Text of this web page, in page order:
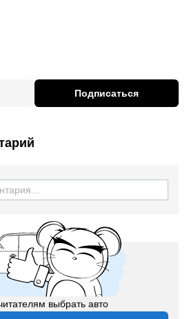
Подписаться
выбрать авто